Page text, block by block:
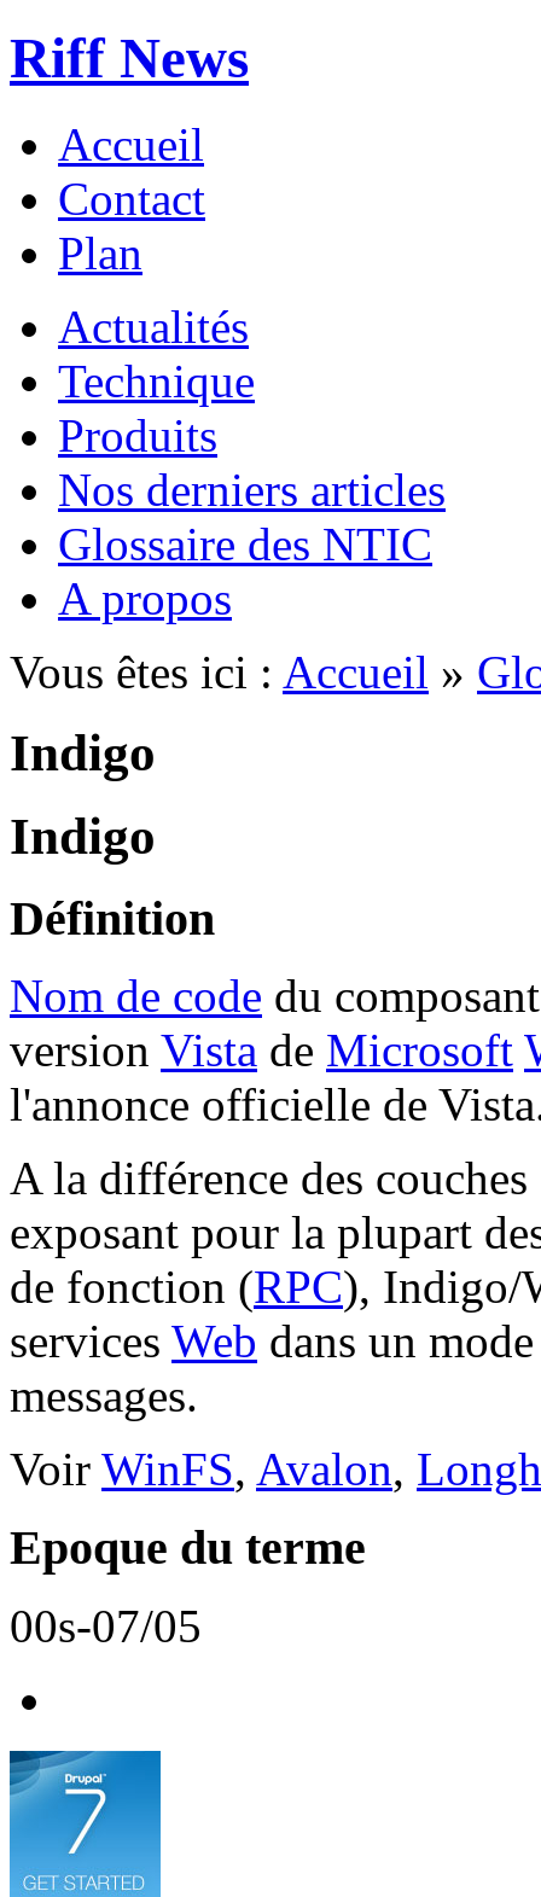
Riff News
Accueil
Contact
Plan
Actualités
Technique
Produits
Nos derniers articles
Glossaire des NTIC
A propos
Vous êtes ici : Accueil »
Indigo
Indigo
Définition
Nom de code du
version Vista de Microsoft
l'annonce officielle de
A la différence des
exposant pour la plupart
de fonction (RPC), Indigo/
services Web dans un
messages.
Voir WinFS, Avalon,
Epoque du terme
00s-07/05